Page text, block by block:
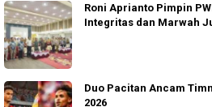
Roni Aprianto Pimpin
Integritas dan Marwah
Duo Pacitan Ancam
2026